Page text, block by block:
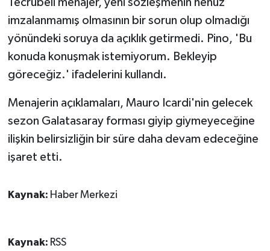
Tecrübeli menajer, yeni sözleşmenin henüz
imzalanmamış olmasının bir sorun olup olmadığı
yönündeki soruya da açıklık getirmedi. Pino, 'Bu
konuda konuşmak istemiyorum. Bekleyip
göreceğiz.' ifadelerini kullandı.
Menajerin açıklamaları, Mauro Icardi'nin gelecek
sezon Galatasaray forması giyip giymeyeceğine
ilişkin belirsizliğin bir süre daha devam edeceğine
işaret etti.
Kaynak: Haber Merkezi
Kaynak: RSS